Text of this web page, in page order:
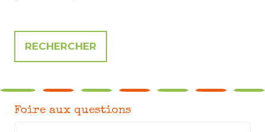
Foire aux questions